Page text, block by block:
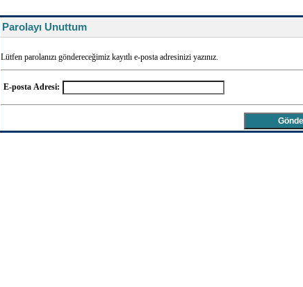
Parolayı Unuttum
Lütfen parolanızı göndereceğimiz kayıtlı e-posta adresinizi yazınız.
E-posta Adresi: